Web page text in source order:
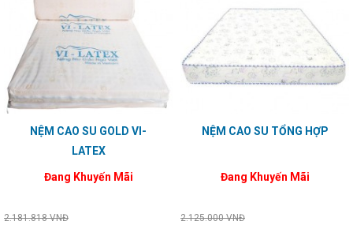
NỆM CAO SU GOLD VI-
LATEX
Đang Khuyến Mãi
2.181.818 VNĐ
NỆM CAO SU TỔNG HỢP
Đang Khuyến Mãi
2.125.000 VNĐ